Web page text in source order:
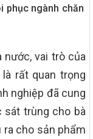
phục ngành chăn
vai trò của
rất quan trọng
nghiệp đã cung
sát trùng cho bà
ra cho sản phẩm